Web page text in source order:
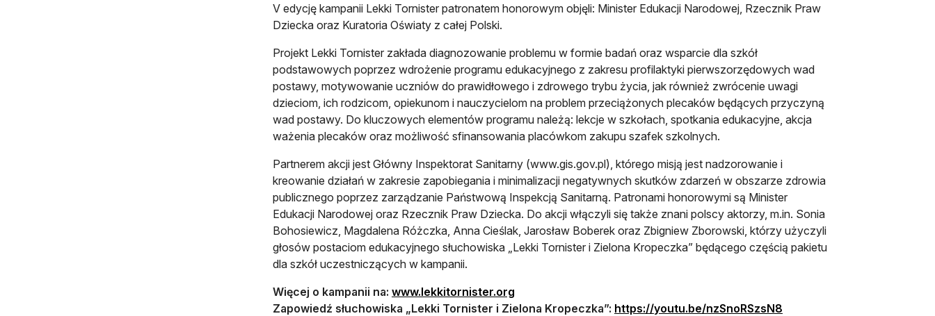
V edycję kampanii Lekki Tornister patronatem honorowym objęli: Minister Edukacji Narodowej, Rzecznik Praw
Dziecka oraz Kuratoria Oświaty z całej Polski.
Projekt Lekki Tornister zakłada diagnozowanie problemu w formie badań oraz wsparcie dla szkół
podstawowych poprzez wdrożenie programu edukacyjnego z zakresu profilaktyki pierwszorzędowych wad
postawy, motywowanie uczniów do prawidłowego i zdrowego trybu życia, jak również zwrócenie uwagi
dzieciom, ich rodzicom, opiekunom i nauczycielom na problem przeciążonych plecaków będących przyczyną
wad postawy. Do kluczowych elementów programu należą: lekcje w szkołach, spotkania edukacyjne, akcja
ważenia plecaków oraz możliwość sfinansowania placówkom zakupu szafek szkolnych.
Partnerem akcji jest Główny Inspektorat Sanitarny (www.gis.gov.pl), którego misją jest nadzorowanie i
kreowanie działań w zakresie zapobiegania i minimalizacji negatywnych skutków zdarzeń w obszarze zdrowia
publicznego poprzez zarządzanie Państwową Inspekcją Sanitarną. Patronami honorowymi są Minister
Edukacji Narodowej oraz Rzecznik Praw Dziecka. Do akcji włączyli się także znani polscy aktorzy, m.in. Sonia
Bohosiewicz, Magdalena Różczka, Anna Cieślak, Jarosław Boberek oraz Zbigniew Zborowski, którzy użyczyli
głosów postaciom edukacyjnego słuchowiska „Lekki Tornister i Zielona Kropeczka” będącego częścią pakietu
dla szkół uczestniczących w kampanii.
Więcej o kampanii na: www.lekkitornister.org
Zapowiedź słuchowiska „Lekki Tornister i Zielona Kropeczka”: https://youtu.be/nzSnoRSzsN8